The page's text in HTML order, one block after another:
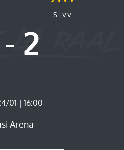
- 2
STVV
01 | 16:00
Arena